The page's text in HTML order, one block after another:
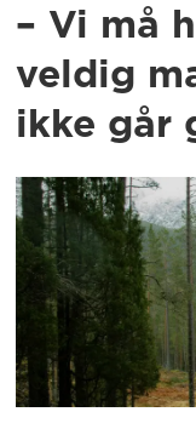
– Vi må
veldig
ikke går